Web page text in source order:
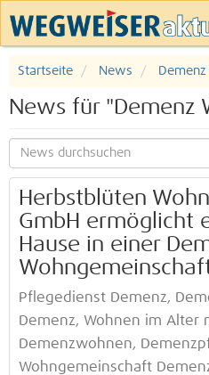
Startseite News Demenz
News für "Demenz
Herbstblüten
GmbH ermöglicht
Hause in einer
Pflegedienst Demenz,
Demenz, Wohnen im Alter
Demenzwohnen,
Wohngemeinschaft